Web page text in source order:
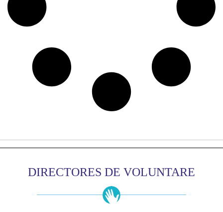
DIRECTORES DE VOLUNTARE